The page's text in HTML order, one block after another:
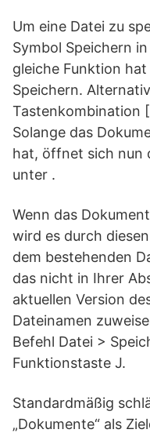
Um eine Datei zu
Symbol Speichern
gleiche Funktion
Speichern.
Tastenkombination
Solange das
hat, öffnet sich nun
unter .
Wenn das
wird es durch
dem bestehenden
das nicht in Ihrer
aktuellen Version
Dateinamen
Befehl Datei >
Funktionstaste J.
Standardmäßig
„Dokumente“ als